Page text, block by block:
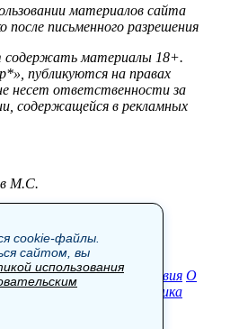
материалов сайта
письменного разрешения
материалы 18+.
публикуются на правах
несет ответственности за
содержащейся в рекламных
М.С.
В мире Происшествия О
Пресс-релизы
Политика
cookie-файлы.
сайтом, вы
использования